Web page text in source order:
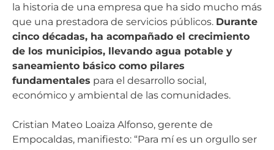
la historia de una empresa que ha sido mucho más
que una prestadora de servicios públicos. Durante
cinco décadas, ha acompañado el crecimiento
de los municipios, llevando agua potable y
saneamiento básico como pilares
fundamentales para el desarrollo social,
económico y ambiental de las comunidades.
Cristian Mateo Loaiza Alfonso, gerente de
Empocaldas, manifiesto: “Para mí es un orgullo ser